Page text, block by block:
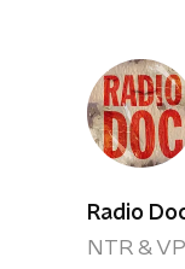
Radio
NTR &